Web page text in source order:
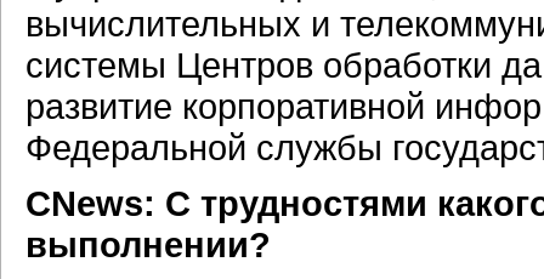
вычислительных и
системы Центров обработки
развитие корпоративной
Федеральной службы
CNews: С трудностями
выполнении?